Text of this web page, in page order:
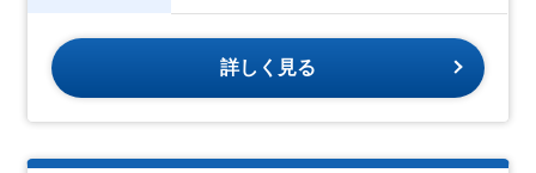
詳しく見る